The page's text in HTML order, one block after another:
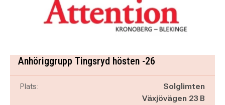
Anhöriggrupp Tingsryd hösten -26
Plats:
Solglimten
Växjövägen 23 B